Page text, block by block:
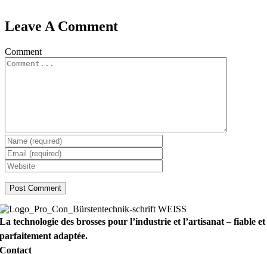
Leave A Comment
Comment
La technologie des brosses pour l’industrie et l’artisanat – fiable et
parfaitement adaptée.
Contact